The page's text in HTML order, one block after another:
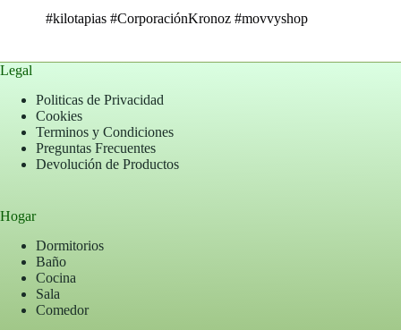
#kilotapias #CorporaciónKronoz #movvyshop
Legal
Politicas de Privacidad
Cookies
Terminos y Condiciones
Preguntas Frecuentes
Devolución de Productos
Hogar
Dormitorios
Baño
Cocina
Sala
Comedor